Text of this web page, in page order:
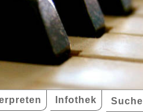
Infothek Suche